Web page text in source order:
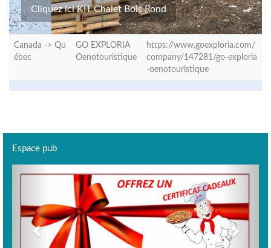
Cliquez ici KIT Chalet Bois Rond
Canada -> Qu
ébec
GO EXPLORIA
Oenotouristique
https://www.goexploria.com/
company/147281/go-exploria
-oenotouristique
Espace pub